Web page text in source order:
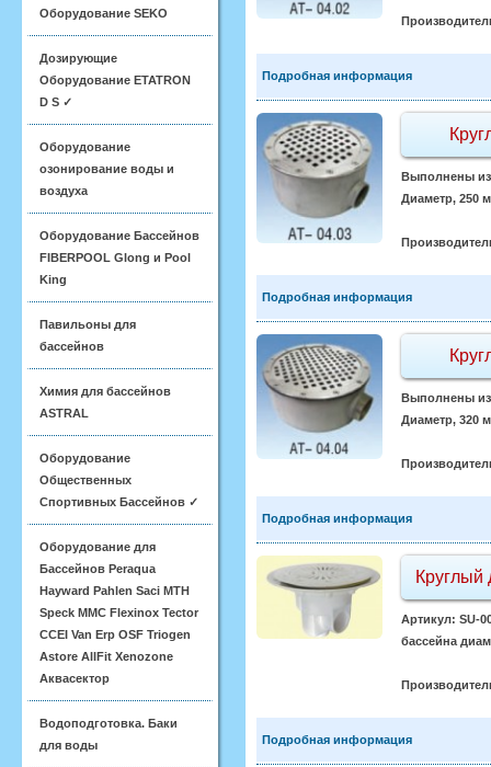
Оборудование SEKO
Дозирующие
Оборудование ETATRON
D S ✓
Оборудование
озонирование воды и
воздуха
Оборудование Бассейнов
FIBERPOOL Glong и Pool
King
Павильоны для
бассейнов
Химия для бассейнов
ASTRAL
Оборудование
Общественных
Спортивных Бассейнов ✓
Оборудование для
Бассейнов Peraqua
Hayward Pahlen Saci MTH
Speck MMC Flexinox Tector
CCEI Van Erp OSF Triogen
Astore AllFit Xenozone
Аквасектор
Водоподготовка. Баки
для воды
Подробная информация
Выполнены из
Диаметр, 250
Подробная информация
Выполнены из
Диаметр, 320
Подробная информация
Круглый
Артикул: SU-
бассейна
Подробная информация